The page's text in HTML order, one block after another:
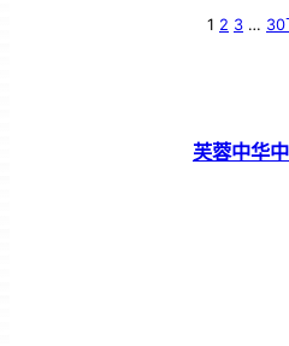
1 2 3 … 30
芙蓉中华